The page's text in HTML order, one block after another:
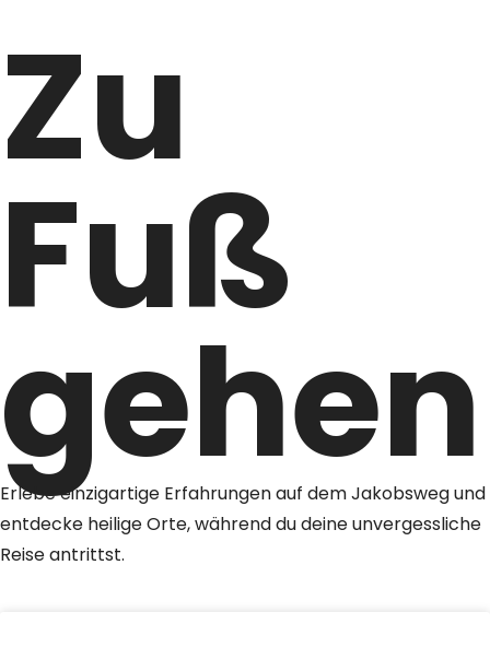
Zu
Fuß
gehen
Erlebe einzigartige Erfahrungen auf dem Jakobsweg und
entdecke heilige Orte, während du deine unvergessliche
Reise antrittst.